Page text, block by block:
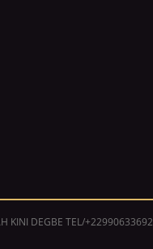
KINI DEGBE TEL/+22990633692